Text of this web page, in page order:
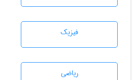
فیزیک
رياضی